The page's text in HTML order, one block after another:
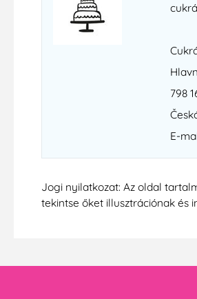
798
E-
Jogi nyilatkozat: Az oldal
tekintse őket illusztrációnak és